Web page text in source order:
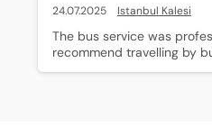
24.07.2025 Istanbul Kalesi
The bus service was
recommend travelling by